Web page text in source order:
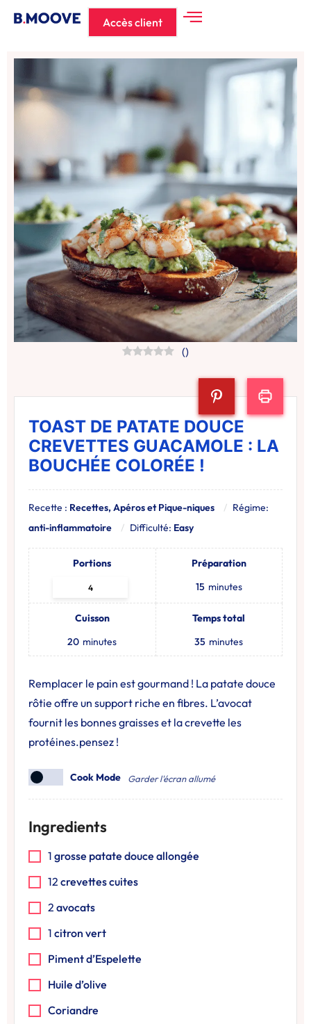
Accès client
()
TOAST DE PATATE DOUCE
CREVETTES GUACAMOLE : LA
BOUCHÉE COLORÉE !
Recette : Recettes, Apéros et Pique-niques
Régime:
anti-inflammatoire
Difficulté: Easy
Portions
Préparation
15 minutes
Cuisson
20 minutes
Temps total
35 minutes
Remplacer le pain est gourmand ! La patate douce
rôtie offre un support riche en fibres. L’avocat
fournit les bonnes graisses et la crevette les
protéines.pensez !
Cook Mode Garder l'écran allumé
Ingredients
1 grosse patate douce allongée
12 crevettes cuites
2 avocats
1 citron vert
Piment d’Espelette
Huile d’olive
Coriandre